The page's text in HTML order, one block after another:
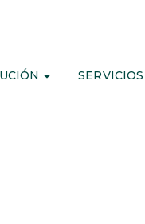
SERVICIOS